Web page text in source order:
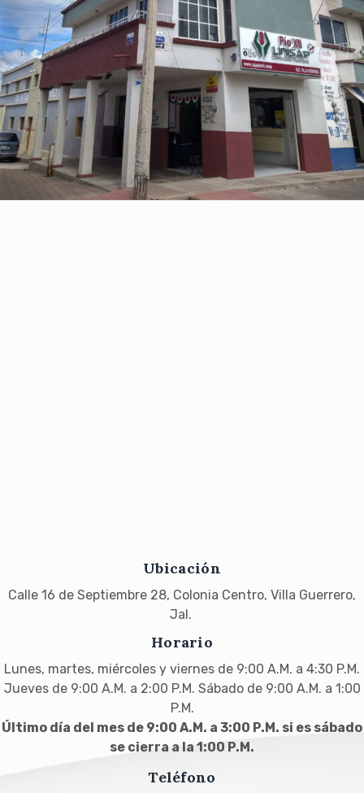
Ubicación
Calle 16 de Septiembre 28, Colonia Centro, Villa Guerrero,
Jal.
Horario
Lunes, martes, miércoles y viernes de 9:00 A.M. a 4:30 P.M.
Jueves de 9:00 A.M. a 2:00 P.M. Sábado de 9:00 A.M. a 1:00
P.M.
Último día del mes de 9:00 A.M. a 3:00 P.M. si es sábado
se cierra a la 1:00 P.M.
Teléfono